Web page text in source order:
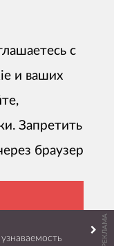
РЕКЛАМА
с
и ваших
Запретить
браузер